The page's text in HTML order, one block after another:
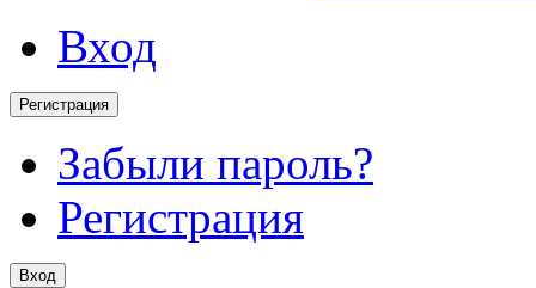
Вход
Регистрация
Забыли пароль?
Регистрация
Вход